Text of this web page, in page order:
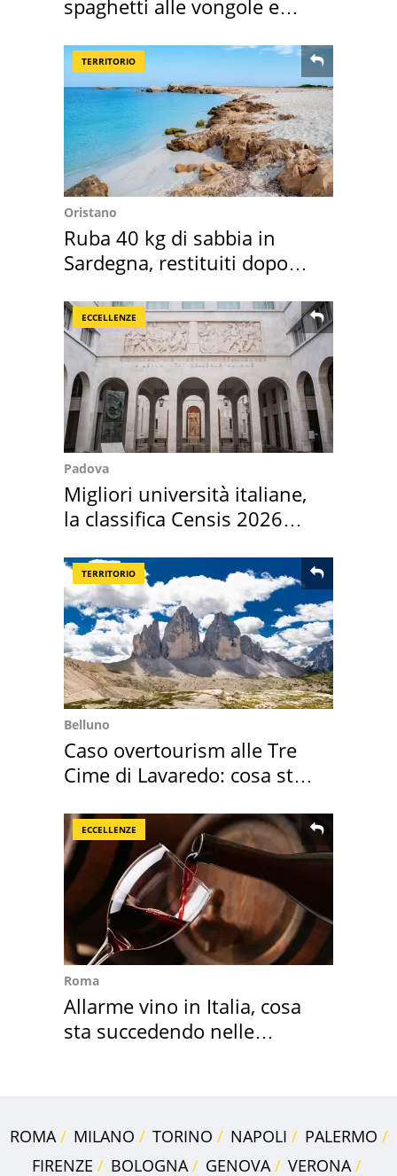
spaghetti alle vongole e
TERRITORIO
Oristano
Ruba 40 kg di sabbia in
Sardegna, restituiti dopo
ECCELLENZE
Padova
Migliori università italiane,
la classifica Censis 2026
TERRITORIO
Belluno
Caso overtourism alle Tre
Cime di Lavaredo: cosa sta
ECCELLENZE
Roma
Allarme vino in Italia, cosa
sta succedendo nelle
ROMA MILANO TORINO NAPOLI
PALERMO
FIRENZE
BOLOGNA GENOVA
VERONA